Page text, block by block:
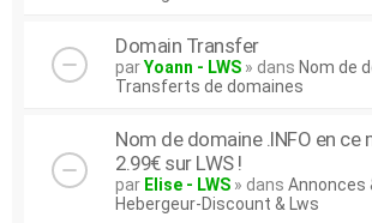
Domain Transfer
parYoann - LWS » dans Nom de
Transferts de domaines
Nom de domaine .INFO en ce
2.99€ sur LWS !
par Elise - LWS » dans Annonces
Hebergeur-Discount & Lws